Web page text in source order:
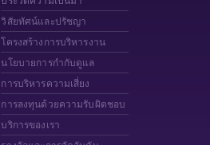
วิสัยทัศน์และปรัชญา
โครงสร้างการบริหารงาน
นโยบายการกำกับดูแล
การบริหารความเสี่ยง
การลงทุนด้วยความรับผิดชอบ
บริการของเรา